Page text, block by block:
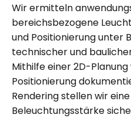
Wir ermitteln
bereichsbezogene
und Positionierung unter
technischer und
Mithilfe einer 2D-Planung
Positionierung
Rendering stellen wir
Beleuchtungsstärke